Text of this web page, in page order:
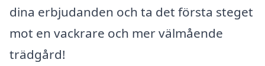
dina erbjudanden och ta det första steget
mot en vackrare och mer välmående
trädgård!